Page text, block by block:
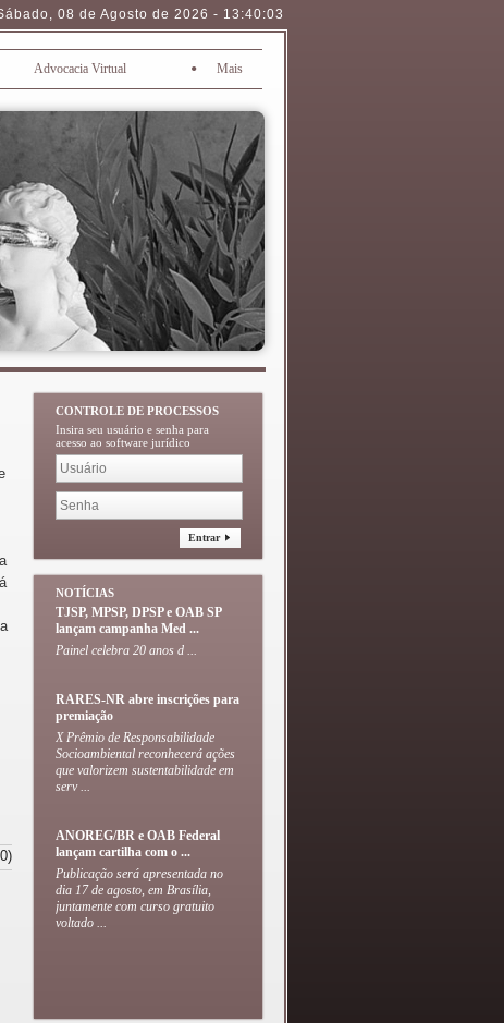
, 08 de Agosto de 2026 - 13:40:04
Advocacia Virtual • Mais
CONTROLE DE PROCESSOS
Insira seu usuário e senha para
acesso ao software jurídico
Entrar
NOTÍCIAS
TJSP, MPSP, DPSP e OAB SP
lançam campanha Med ...
Painel celebra 20 anos d ...
RARES-NR abre inscrições para
premiação
X Prêmio de Responsabilidade
Socioambiental reconhecerá ações
que valorizem sustentabilidade em
serv ...
ANOREG/BR e OAB Federal
lançam cartilha com o ...
Publicação será apresentada no
dia 17 de agosto, em Brasília,
juntamente com curso gratuito
voltado ...